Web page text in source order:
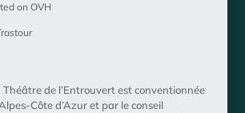
onOVH
de l’Entrouvert est conventionnée
Côte d’Azur et par le conseil